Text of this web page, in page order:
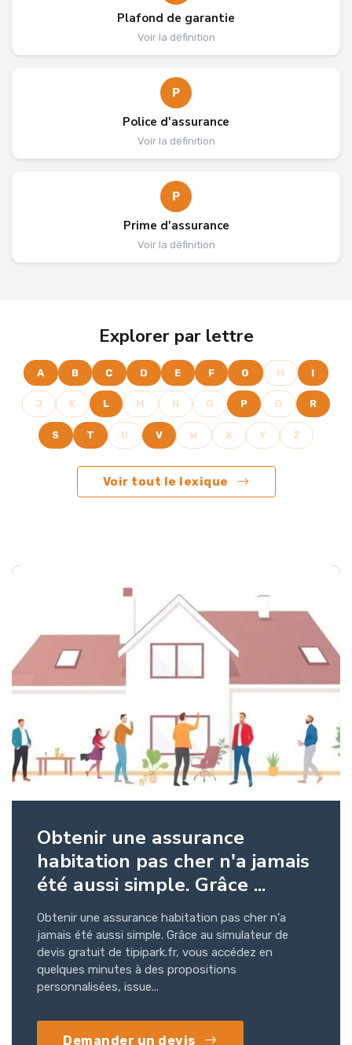
Plafond de garantie
Voir la définition
P
Police d'assurance
Voir la définition
P
Prime d'assurance
Voir la définition
Explorer par lettre
A B C D E F G H I
J K L M N O P Q R
S T U V W X Y Z
Voir tout le lexique
Obtenir une assurance
habitation pas cher n'a jamais
été aussi simple. Grâce ...
Obtenir une assurance habitation pas cher n'a
jamais été aussi simple. Grâce au simulateur de
devis gratuit de tipipark.fr, vous accédez en
quelques minutes à des propositions
personnalisées, issue...
Demander un devis